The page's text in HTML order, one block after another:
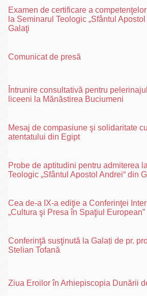
Examen de certificare a
la Seminarul Teologic „Sfântul Apostol
Galaţi
Comunicat de presă
Întrunire consultativă pentru
liceeni la Mănăstirea Buciumeni
Mesaj de compasiune şi solidaritate
atentatului din Egipt
Probe de aptitudini pentru admiterea
Teologic „Sfântul Apostol Andrei“ din
Cea de-a IX-a ediţie a Conferinţei
„Cultura şi Presa în Spaţiul European”
Conferinţă susţinută la Galați de pr.
Stelian Tofană
Ziua Eroilor în Arhiepiscopia Dunării